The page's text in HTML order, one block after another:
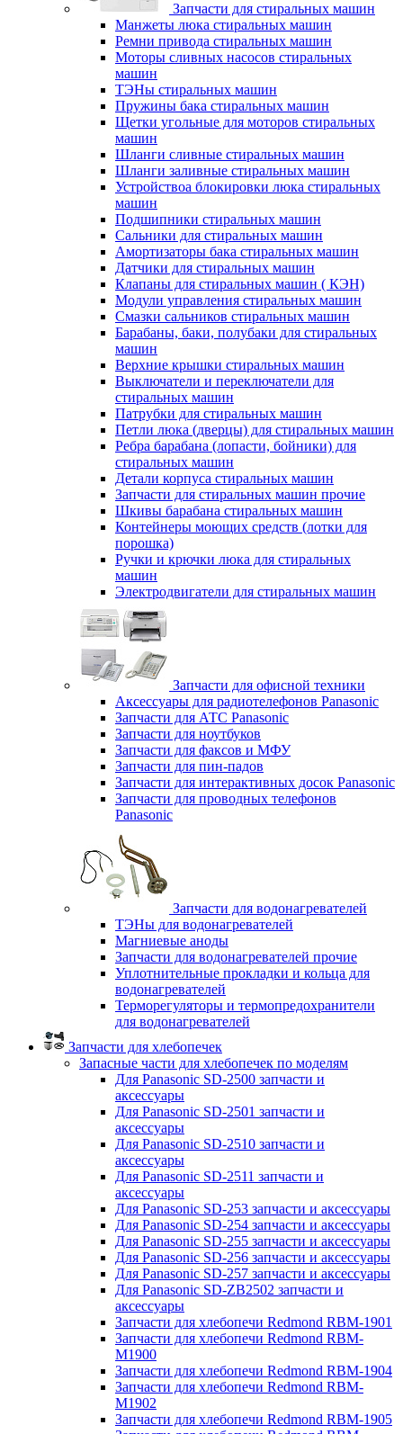
Запчасти для стиральных машин
Манжеты люка стиральных машин
Ремни привода стиральных машин
Моторы сливных насосов стиральных
машин
ТЭНы стиральных машин
Пружины бака стиральных машин
Щетки угольные для моторов стиральных
машин
Шланги сливные стиральных машин
Шланги заливные стиральных машин
Устройствоа блокировки люка стиральных
машин
Подшипники стиральных машин
Сальники для стиральных машин
Амортизаторы бака стиральных машин
Датчики для стиральных машин
Клапаны для стиральных машин ( КЭН)
Модули управления стиральных машин
Смазки сальников стиральных машин
Барабаны, баки, полубаки для стиральных
машин
Верхние крышки стиральных машин
Выключатели и переключатели для
стиральных машин
Патрубки для стиральных машин
Петли люка (дверцы) для стиральных машин
Ребра барабана (лопасти, бойники) для
стиральных машин
Детали корпуса стиральных машин
Запчасти для стиральных машин прочие
Шкивы барабана стиральных машин
Контейнеры моющих средств (лотки для
порошка)
Ручки и крючки люка для стиральных
машин
Электродвигатели для стиральных машин
Запчасти для офисной техники
Аксессуары для радиотелефонов Panasonic
Запчасти для АТС Panasonic
Запчасти для ноутбуков
Запчасти для факсов и МФУ
Запчасти для пин-падов
Запчасти для интерактивных досок Panasonic
Запчасти для проводных телефонов
Panasonic
Запчасти для водонагревателей
ТЭНы для водонагревателей
Магниевые аноды
Запчасти для водонагревателей прочие
Уплотнительные прокладки и кольца для
водонагревателей
Терморегуляторы и термопредохранители
для водонагревателей
Запчасти для хлебопечек
Запасные части для хлебопечек по моделям
Для Panasonic SD-2500 запчасти и
аксессуары
Для Panasonic SD-2501 запчасти и
аксессуары
Для Panasonic SD-2510 запчасти и
аксессуары
Для Panasonic SD-2511 запчасти и
аксессуары
Для Panasonic SD-253 запчасти и аксессуары
Для Panasonic SD-254 запчасти и аксессуары
Для Panasonic SD-255 запчасти и аксессуары
Для Panasonic SD-256 запчасти и аксессуары
Для Panasonic SD-257 запчасти и аксессуары
Для Panasonic SD-ZB2502 запчасти и
аксессуары
Запчасти для хлебопечи Redmond RBM-1901
Запчасти для хлебопечи Redmond RBM-
M1900
Запчасти для хлебопечи Redmond RBM-1904
Запчасти для хлебопечи Redmond RBM-
M1902
Запчасти для хлебопечи Redmond RBM-1905